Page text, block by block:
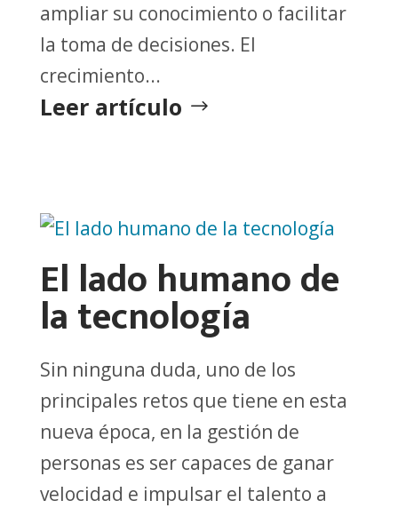
ampliar su conocimiento o facilitar
la toma de decisiones. El
crecimiento...
Leer artículo
El lado humano de
la tecnología
Sin ninguna duda, uno de los
principales retos que tiene en esta
nueva época, en la gestión de
personas es ser capaces de ganar
velocidad e impulsar el talento a